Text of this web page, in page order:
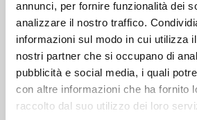
annunci, per fornire funzionalità dei
analizzare il nostro traffico.
informazioni sul modo in cui utilizza
nostri partner che si occupano di
pubblicità e social media, i quali
con altre informazioni che ha fornito
raccolto dal suo utilizzo dei loro
Altri volumi della